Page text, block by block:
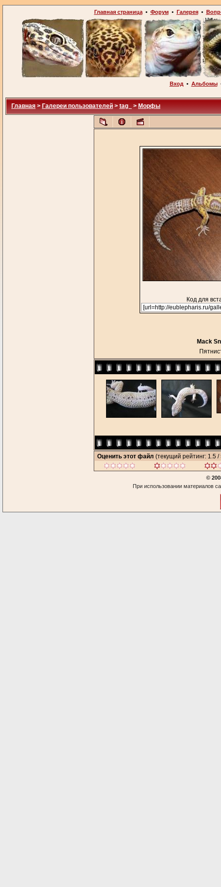
Главная страница• Форум• Галерея•
Вход • Альбомы
Главная > Галереи пользователей > tag_ > Морфы
Код для
Mack
Оценить этот файл (текущий рейтинг: 1.5 /
©
При использовании материалов